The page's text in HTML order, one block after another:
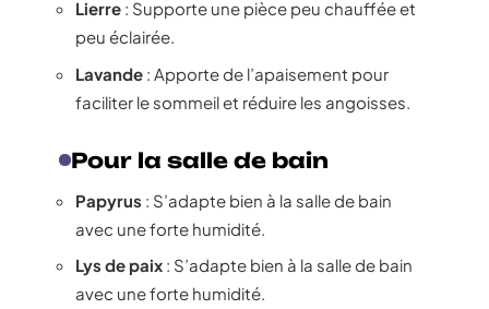
Lierre : Supporte une pièce peu chauffée et
peu éclairée.
Lavande : Apporte de l’apaisement pour
faciliter le sommeil et réduire les angoisses.
Pour la salle de bain
Papyrus : S’adapte bien à la salle de bain
avec une forte humidité.
Lys de paix : S’adapte bien à la salle de bain
avec une forte humidité.